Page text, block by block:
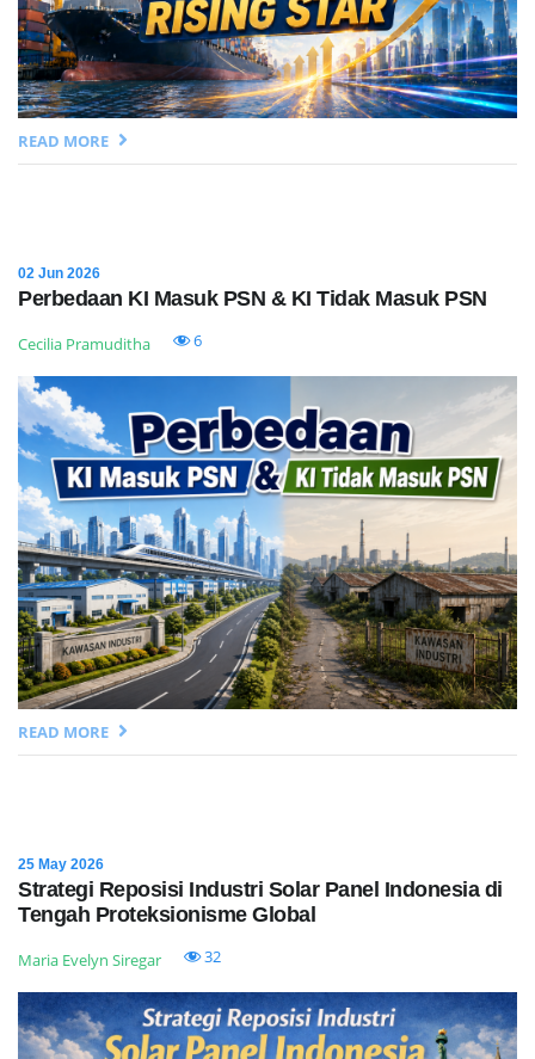
READ MORE
02 Jun 2026
Perbedaan KI Masuk PSN & KI Tidak Masuk PSN
Cecilia Pramuditha 6
READ MORE
25 May 2026
Strategi Reposisi Industri Solar Panel Indonesia di
Tengah Proteksionisme Global
Maria Evelyn Siregar 32